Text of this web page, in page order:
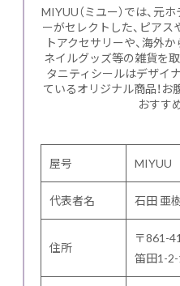
MIYUU（ミユー）では、元
ーがセレクトした、ピア
トアクセサリーや、海外
ネイルグッズ等の雑貨を
タニティシールはデザイ
ているオリジナル商品！
おすす
屋号 MIYUU
代表者名 石田 亜
住所
〒861-
笛田1-